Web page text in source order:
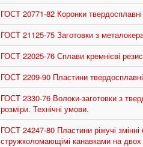
ГОСТ 20771-82 Коронки
ГОСТ 21125-75 Заготовки з
ГОСТ 22025-76 Сплави кремнієві
ГОСТ 2209-90 Пластини
ГОСТ 2330-76 Волоки-заготовки з
розміри. Технічні умови.
ГОСТ 24247-80 Пластини ріжучі
стружколомающімі канавками на двох